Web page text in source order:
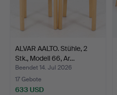
ALVAR AALTO. Stühle, 2
Stk., Modell 66, Ar…
Beendet 14. Jul 2026
17 Gebote
633 USD